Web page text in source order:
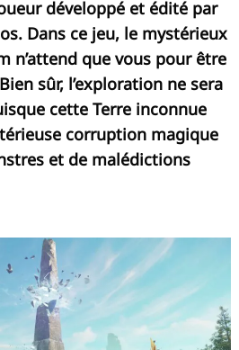
développé et édité par
Dans ce jeu, le mystérieux
n’attend que vous pour être
sûr, l’exploration ne sera
cette Terre inconnue
corruption magique
et de malédictions